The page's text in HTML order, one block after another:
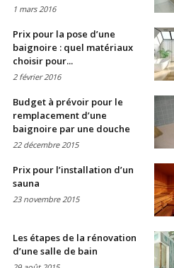
1 mars 2016
Prix pour la pose d’une
baignoire : quel matériaux
choisir pour...
2 février 2016
Budget à prévoir pour le
remplacement d’une
baignoire par une douche
22 décembre 2015
Prix pour l’installation d’un
sauna
23 novembre 2015
Les étapes de la rénovation
d’une salle de bain